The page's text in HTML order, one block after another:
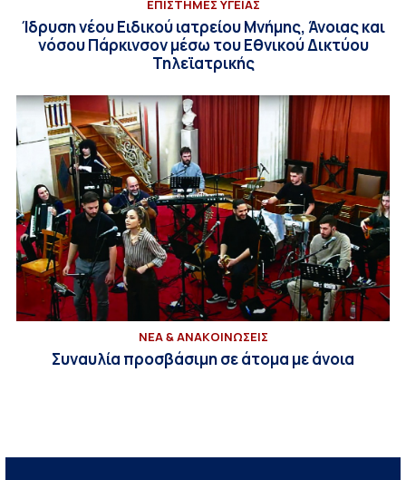
ΕΠΙΣΤΗΜΕΣ ΥΓΕΙΑΣ
Ίδρυση νέου Ειδικού ιατρείου Μνήμης, Άνοιας και
νόσου Πάρκινσον μέσω του Εθνικού Δικτύου
Τηλεϊατρικής
ΝΕΑ & ΑΝΑΚΟΙΝΩΣΕΙΣ
Συναυλία προσβάσιμη σε άτομα με άνοια